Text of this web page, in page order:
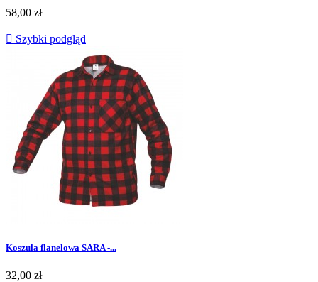
Cena
58,00 zł
 Szybki podgląd
Koszula flanelowa SARA -...
Cena
32,00 zł